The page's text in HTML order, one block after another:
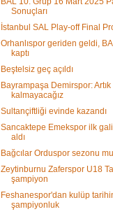
Sonuçları
İstanbul SAL Play-off Final
Orhanlıspor geriden geldi,
kaptı
Beştelsiz geç açıldı
Bayrampaşa Demirspor:
kalmayacağız
Sultançiftliği evinde kazandı
Sancaktepe Emekspor ilk
aldı
Bağcılar Orduspor sezonu
Zeytinburnu Zaferspor U18
şampiyon
Feshanespor'dan kulüp
şampiyonluk